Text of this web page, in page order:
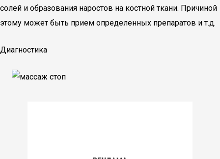
солей и образования наростов на костной ткани. Причиной
этому может быть прием определенных препаратов и т.д.
Диагностика